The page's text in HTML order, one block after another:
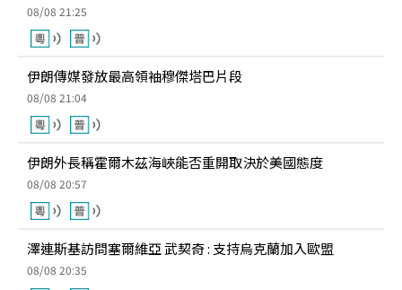
08/08 21:25
伊朗傳媒發放最高領袖穆傑塔巴片段
08/08 21:04
伊朗外長稱霍爾木茲海峽能否重開取決於美國態度
08/08 20:57
澤連斯基訪問塞爾維亞 武契奇 : 支持烏克蘭加入歐盟
08/08 20:35